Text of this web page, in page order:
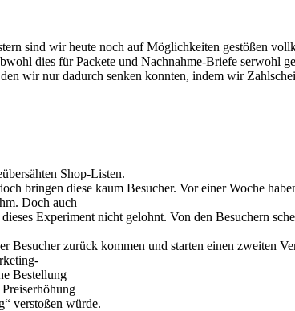
sind wir heute noch auf Möglichkeiten gestößen
dies für Packete und Nachnahme-Briefe serwohl
wir nur dadurch senken konnten, indem wir
Shop-Listen.
bringen diese kaum Besucher. Vor einer Woche
Doch auch
Experiment nicht gelohnt. Von den Besuchern
Besucher zurück kommen und starten einen zweiten
Bestellung
verstoßen würde.